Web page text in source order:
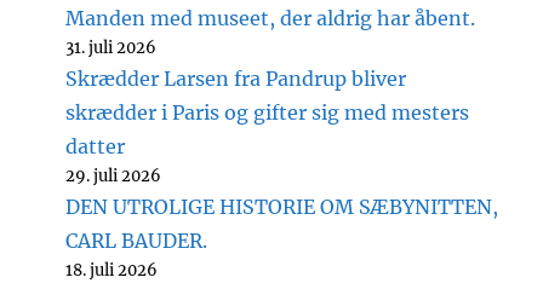
Manden med museet, der aldrig har åbent.
31. juli 2026
Skrædder Larsen fra Pandrup bliver
skrædder i Paris og gifter sig med mesters
datter
29. juli 2026
DEN UTROLIGE HISTORIE OM SÆBYNITTEN,
CARL BAUDER.
18. juli 2026